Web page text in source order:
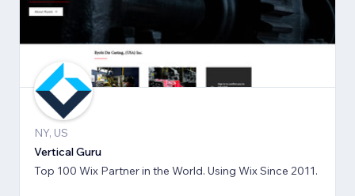
NY, US
Vertical Guru
Top 100 Wix Partner in the World. Using Wix Since 2011.